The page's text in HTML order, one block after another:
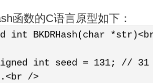
函数的C语言原型如下：
int BKDRHash(char
int seed = 131; // 31
/>